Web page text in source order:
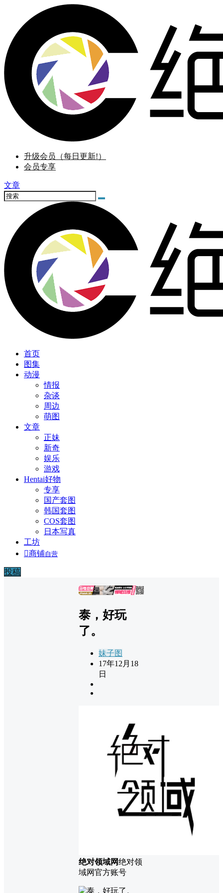
升级会员（每日更新!）
会员专享
文章
首页
图集
动漫
情报
杂谈
周边
萌图
文章
正妹
新奇
娱乐
游戏
Hentai好物
专享
国产套图
韩国套图
COS套图
日本写真
工坊
商铺自营
投稿
广告
泰，好玩
了。
妹子图
17年12月18
日
绝对领域网绝对领
域网官方账号